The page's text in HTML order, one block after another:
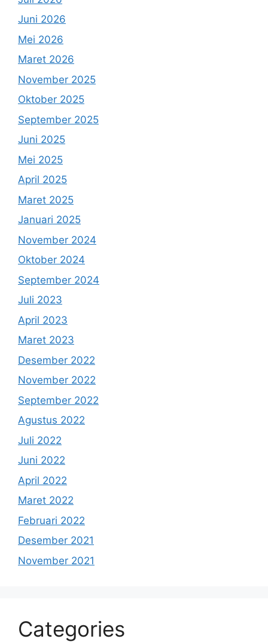
Juni 2026
Mei 2026
Maret 2026
November 2025
Oktober 2025
September 2025
Juni 2025
Mei 2025
April 2025
Maret 2025
Januari 2025
November 2024
Oktober 2024
September 2024
Juli 2023
April 2023
Maret 2023
Desember 2022
November 2022
September 2022
Agustus 2022
Juli 2022
Juni 2022
April 2022
Maret 2022
Februari 2022
Desember 2021
November 2021
Categories